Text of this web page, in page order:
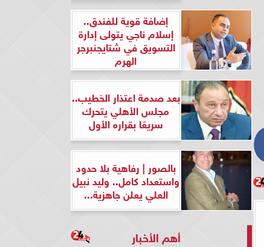
إضافة قوية للفندق..
إسلام ناجي يتولى إدارة
التسويق في شتايجنبرجر
الهرم
بعد صدمة اعتذار الخطيب..
مجلس الأهلي يتحرك
سريعًا بقراره الأول
بالصور | رفاهية بلا حدود
واستعداد كامل.. وليد نبيل
العلي يعلن جاهزية...
أهم الأخبار